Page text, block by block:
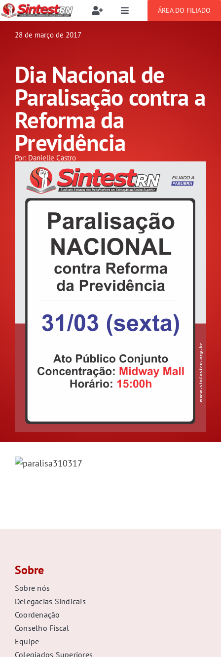
Ir
para
Toggle
Buscar
resultados
Filie-se
Benefícios
Setor jurídico
Toggle
SOBRE
NOTÍCIAS
PUBLICAÇÕES
CONGRESSOS
GREVE
DOCUMENTOS
ÁREA DO FILIADO
28 de março de 2017
Dia Nacional de
Paralisação contra a
Reforma da
Previdência
Por: Danielle Castro
Sobre
Sobre nós
Delegacias Sindicais
Coordenação
Conselho Fiscal
Equipe
Colegiados Superiores